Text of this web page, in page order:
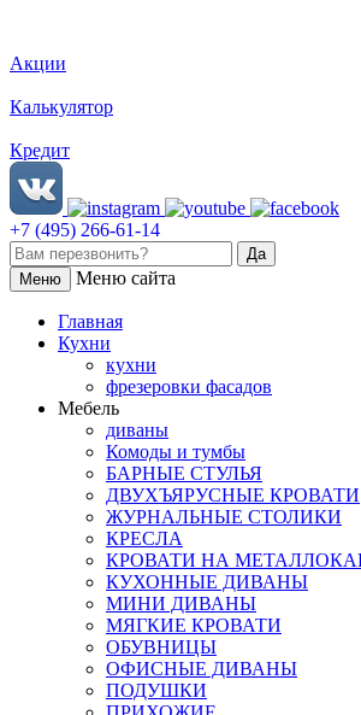
Акции
Калькулятор
Кредит
+7 (495) 266-61-14
Меню Меню сайта
Главная
Кухни
кухни
фрезеровки фасадов
Мебель
диваны
Комоды и тумбы
БАРНЫЕ СТУЛЬЯ
ДВУХЪЯРУСНЫЕ КРОВАТИ
ЖУРНАЛЬНЫЕ СТОЛИКИ
КРЕСЛА
КРОВАТИ НА
КУХОННЫЕ ДИВАНЫ
МИНИ ДИВАНЫ
МЯГКИЕ КРОВАТИ
ОБУВНИЦЫ
ОФИСНЫЕ ДИВАНЫ
ПОДУШКИ